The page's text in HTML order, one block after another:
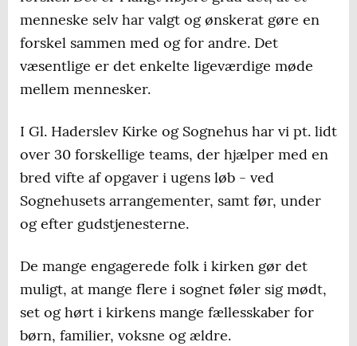
menneske selv har valgt og ønskerat gøre en
forskel sammen med og for andre. Det
væsentlige er det enkelte ligeværdige møde
mellem mennesker.
I Gl. Haderslev Kirke og Sognehus har vi pt. lidt
over 30 forskellige teams, der hjælper med en
bred vifte af opgaver i ugens løb - ved
Sognehusets arrangementer, samt før, under
og efter gudstjenesterne.
De mange engagerede folk i kirken gør det
muligt, at mange flere i sognet føler sig mødt,
set og hørt i kirkens mange fællesskaber for
børn, familier, voksne og ældre.